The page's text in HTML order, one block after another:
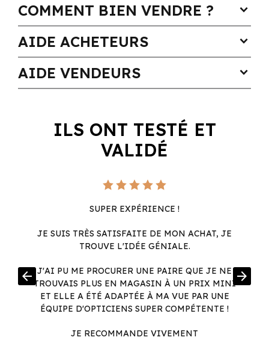
COMMENT BIEN VENDRE ? expand_more
AIDE ACHETEURS expand_more
AIDE VENDEURS expand_more
ILS ONT TESTÉ ET
VALIDÉ
SUPER EXPÉRIENCE !
JE SUIS TRÈS SATISFAITE DE MON ACHAT, JE
TROUVE L'IDÉE GÉNIALE.
J'AI PU ME PROCURER UNE PAIRE QUE JE NE
TROUVAIS PLUS EN MAGASIN À UN PRIX MINI
ET ELLE A ÉTÉ ADAPTÉE À MA VUE PAR UNE
ÉQUIPE D'OPTICIENS SUPER COMPÉTENTE !
JE RECOMMANDE VIVEMENT
arrow_back arrow_forward